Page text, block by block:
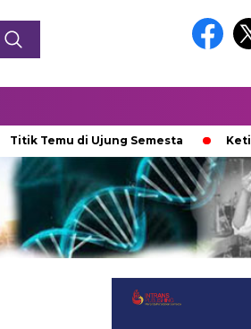
di Ujung Semesta Ketika